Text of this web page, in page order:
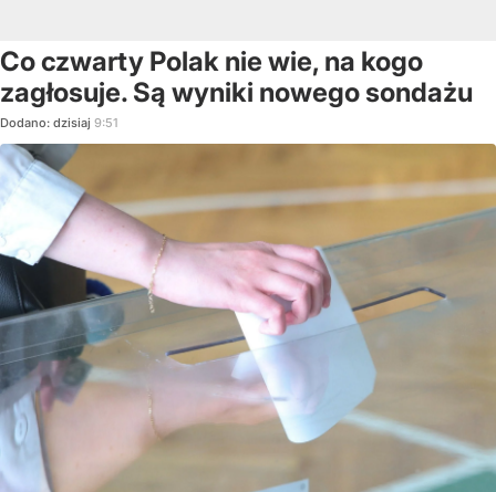
Co czwarty Polak nie wie, na kogo
zagłosuje. Są wyniki nowego sondażu
Dodano: dzisiaj 9:51